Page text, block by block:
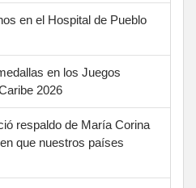
en el Hospital de Pueblo
en los Juegos
2026
respaldo de María Corina
que nuestros países